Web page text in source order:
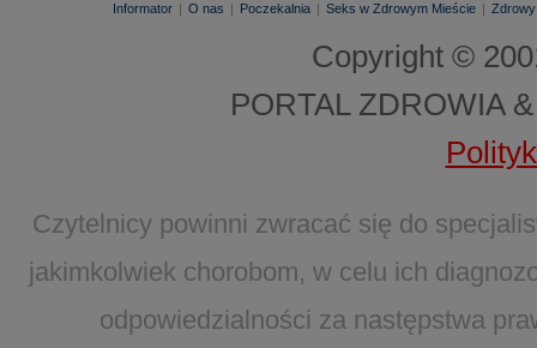
Informator | O nas | Poczekalnia | Seks w Zdrowym Mieście |
Copyright ©
PORTAL ZDROWIA
Czytelnicy powinni zwracać się do
jakimkolwiek chorobom, w celu ich
odpowiedzialności za następstwa